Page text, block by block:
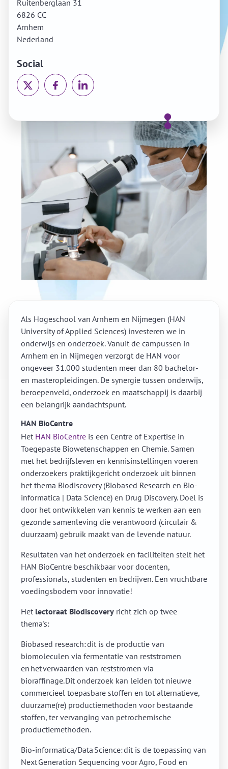
Ruitenberglaan 31
6826 CC
Arnhem
Nederland
Social
Als Hogeschool van Arnhem en Nijmegen (HAN
University of Applied Sciences) investeren we in
onderwijs en onderzoek. Vanuit de campussen in
Arnhem en in Nijmegen verzorgt de HAN voor
ongeveer 31.000 studenten meer dan 80 bachelor-
en masteropleidingen. De synergie tussen onderwijs,
beroepenveld, onderzoek en maatschappij is daarbij
een belangrijk aandachtspunt.
HAN BioCentre
Het HAN BioCentre is een Centre of Expertise in
Toegepaste Biowetenschappen en Chemie. Samen
met het bedrijfsleven en kennisinstellingen voeren
onderzoekers praktijkgericht onderzoek uit binnen
het thema Biodiscovery (Biobased Research en Bio-
informatica | Data Science) en Drug Discovery. Doel is
door het ontwikkelen van kennis te werken aan een
gezonde samenleving die verantwoord (circulair &
duurzaam) gebruik maakt van de levende natuur.
Resultaten van het onderzoek en faciliteiten stelt het
HAN BioCentre beschikbaar voor docenten,
professionals, studenten en bedrijven. Een vruchtbare
voedingsbodem voor innovatie!
Het lectoraat Biodiscovery richt zich op twee
thema's:
Biobased research: dit is de productie van
biomoleculen via fermentatie van reststromen
en het verwaarden van reststromen via
bioraffinage. Dit onderzoek kan leiden tot nieuwe
commercieel toepasbare stoffen en tot alternatieve,
duurzame(re) productiemethoden voor bestaande
stoffen, ter vervanging van petrochemische
productiemethoden.
Bio-informatica/Data Science: dit is de toepassing van
Next Generation Sequencing voor Agro, Food en